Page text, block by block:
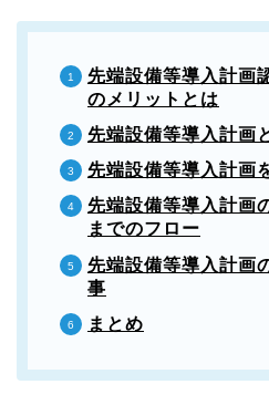
先端設備等導入計画
のメリットとは
先端設備等導入計画
先端設備等導入計画
先端設備等導入計画
までのフロー
先端設備等導入計画
事
まとめ